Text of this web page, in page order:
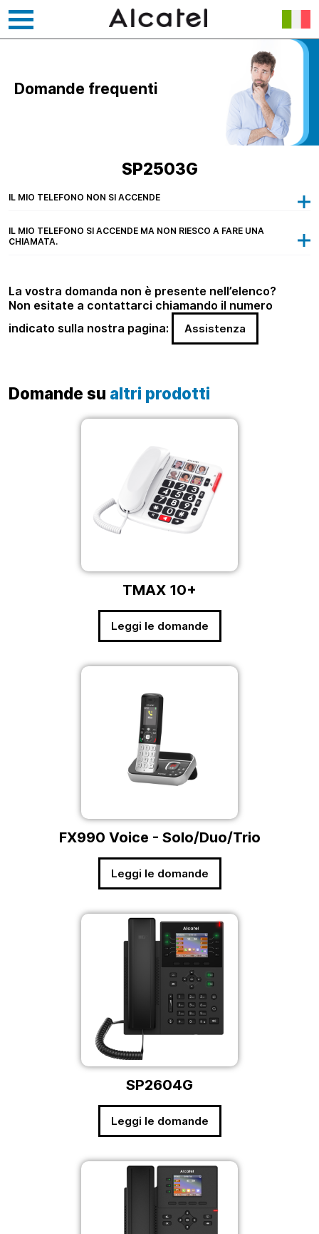
Domande frequenti
SP2503G
IL MIO TELEFONO NON SI ACCENDE
IL MIO TELEFONO SI ACCENDE MA NON RIESCO A FARE UNA
CHIAMATA.
La vostra domanda non è presente nell’elenco?
Non esitate a contattarci chiamando il numero
indicato sulla nostra pagina:
Assistenza
Domande su altri prodotti
TMAX 10+
Leggi le domande
FX990 Voice - Solo/Duo/Trio
Leggi le domande
SP2604G
Leggi le domande